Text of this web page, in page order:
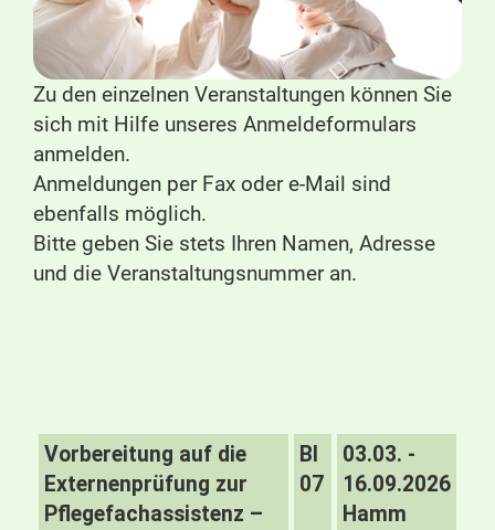
Zu den einzelnen Veranstaltungen können Sie
sich mit Hilfe unseres Anmeldeformulars
anmelden.
Anmeldungen per Fax oder e-Mail sind
ebenfalls möglich.
Bitte geben Sie stets Ihren Namen, Adresse
und die Veranstaltungsnummer an.
Vorbereitung auf die
Externenprüfung zur
Pflegefachassistenz –
BI
07
03.03. -
16.09.2026
Hamm